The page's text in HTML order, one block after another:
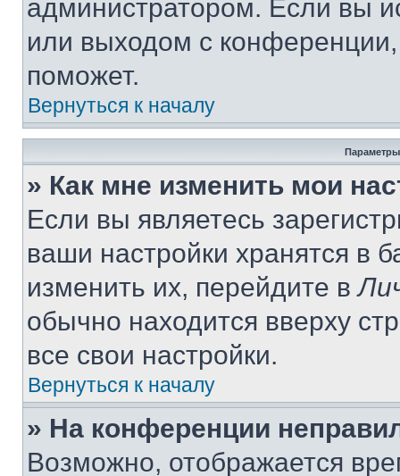
администратором. Если вы
или выходом с
поможет.
Вернуться к началу
Параметры
» Как мне изменить мои
Если вы являетесь
ваши настройки хранятся в
изменить их, перейдите в
обычно находится вверху
все свои настройки.
Вернуться к началу
» На конференции
Возможно, отображается